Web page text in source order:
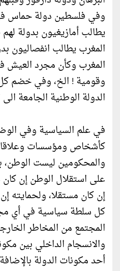
وفي فلسطين دولة حماس
يطالب أمازيغيون بدولة
المغرب يطالب
المغرب وكأن مجرد العيش
وقومية ! الخ، وفي خضم
الدولة الوطنية الجامعة الى
في علم السياسية وفي
كأشخاص ومؤسسات
والمحكومين ليست الوطن،
على استقلال الوطن إن كان
إن كان مستقلا، ولحمايته
كل سلطة سياسية في أي
المجتمع من المخاطر
والانسجام الداخلي بين
أحد مكونات الدولة